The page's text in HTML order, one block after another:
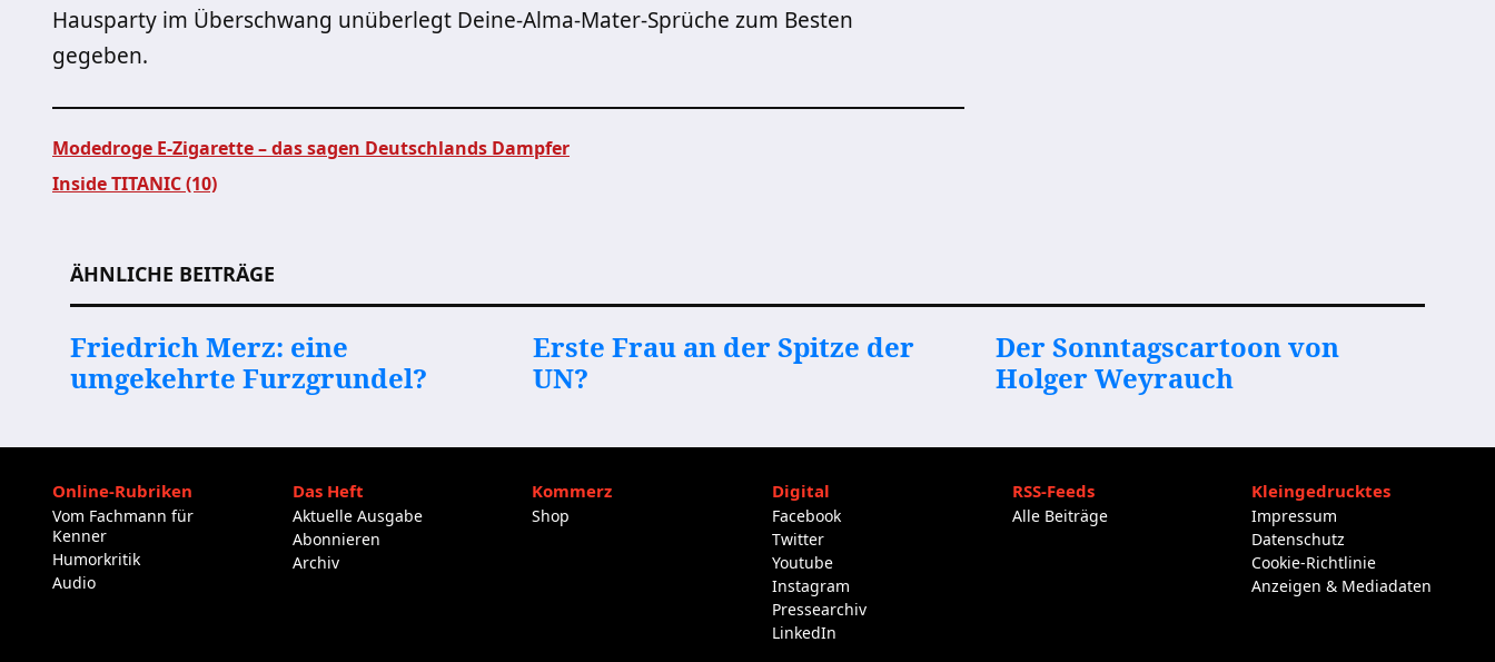
Hausparty im Überschwang unüberlegt Deine-Alma-Mater-Sprüche zum Besten
gegeben.
Modedroge E-Zigarette – das sagen Deutschlands Dampfer
Inside TITANIC (10)
ÄHNLICHE BEITRÄGE
Friedrich Merz: eine
umgekehrte Furzgrundel?
Erste Frau an der Spitze der
UN?
Der Sonntagscartoon von
Holger Weyrauch
Online-Rubriken
Vom Fachmann für
Kenner
Humorkritik
Audio
Das Heft
Aktuelle Ausgabe
Abonnieren
Archiv
Kommerz
Shop
Digital
Facebook
Twitter
Youtube
Instagram
Pressearchiv
LinkedIn
RSS-Feeds
Alle Beiträge
Kleingedrucktes
Impressum
Datenschutz
Cookie-Richtlinie
Anzeigen & Mediadaten